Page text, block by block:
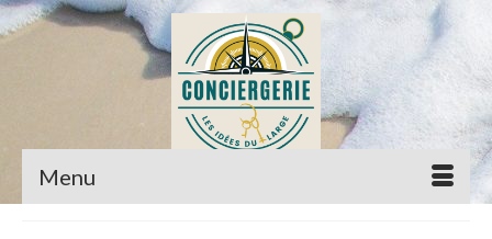
Menu